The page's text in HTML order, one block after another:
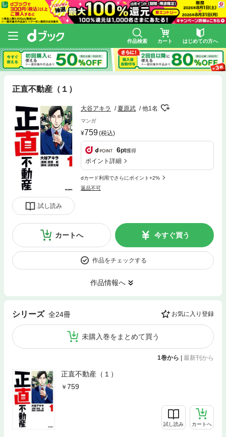
作品検索 カート はじめての方へ
正直不動産（１）
試し読み
大谷アキラ 夏原武 他1名
マンガ
759(税込)
6pt獲得
ポイント詳細
dカード利用でさらにポイント+2%
返品不可
カートへ 今すぐ買う
作品をチェックする
作品情報へ
シリーズ 全24冊 お気に入り登録
未購入巻をまとめて買う
1巻から | 最新刊から
正直不動産（１）
759
試し読み カートへ